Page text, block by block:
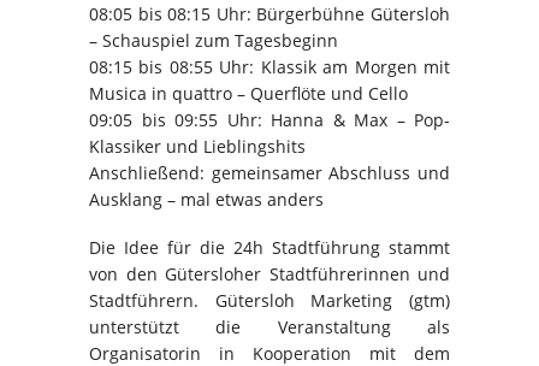
08:05 bis 08:15 Uhr: Bürgerbühne Gütersloh
– Schauspiel zum Tagesbeginn
08:15 bis 08:55 Uhr: Klassik am Morgen mit
Musica in quattro – Querflöte und Cello
09:05 bis 09:55 Uhr: Hanna & Max – Pop-
Klassiker und Lieblingshits
Anschließend: gemeinsamer Abschluss und
Ausklang – mal etwas anders
Die Idee für die 24h Stadtführung stammt
von den Gütersloher Stadtführerinnen und
Stadtführern. Gütersloh Marketing (gtm)
unterstützt die Veranstaltung als
Organisatorin in Kooperation mit dem